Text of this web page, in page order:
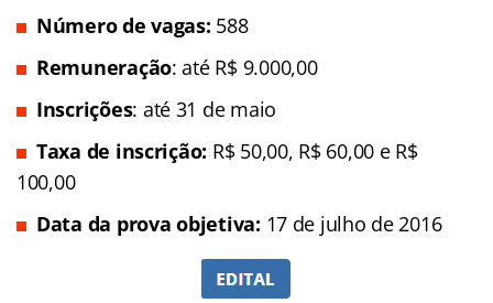
Número de vagas: 588
Remuneração: até R$ 9.000,00
Inscrições: até 31 de maio
Taxa de inscrição: R$ 50,00, R$ 60,00 e R$
100,00
Data da prova objetiva: 17 de julho de 2016